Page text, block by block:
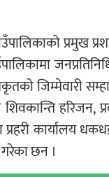
प्रमुख
जिम्मेवारी
शिवकान्ति हरिजन,
कार्यालय
छन ।